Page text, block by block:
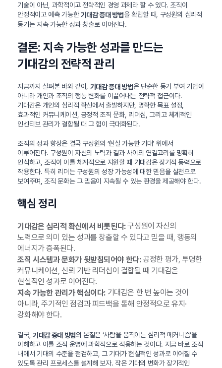
기술이 아닌, 과학적이고 전략적인 경영 과제라 할 수 있다. 조직이
안정적이고 예측 가능한기대감 증대 방법을 확립할 때, 구성원의 심리적
동기는 지속 가능한 성과 창출로 이어진다.
결론: 지속 가능한 성과를 만드는
기대감의 전략적 관리
지금까지 살펴본 바와 같이, 기대감 증대 방법은 단순한 동기 부여 기법이
아니라 개인과 조직의 행동 변화를 이끌어내는 전략적 접근이다.
기대감은 개인의 심리적 확신에서 출발하지만, 명확한 목표 설정,
효과적인 커뮤니케이션, 긍정적 조직 문화, 리더십, 그리고 체계적인
인센티브 관리가 결합될 때 그 힘이 극대화된다.
조직의 성과 향상은 결국 구성원의 ‘현실 가능한 기대’ 위에서
이루어진다. 구성원이 자신의 노력과 결과 사이의 연결고리를 명확히
인식하고, 조직이 이를 체계적으로 지원할 때 기대감은 장기적 동력으로
작용한다. 특히 리더는 구성원의 성장 가능성에 대한 믿음을 실천으로
보여주며, 조직 문화는 그 믿음이 지속될 수 있는 환경을 제공해야 한다.
핵심 정리
기대감은 심리적 확신에서 비롯된다:구성원이 자신의
노력으로 의미 있는 성과를 창출할 수 있다고 믿을 때, 행동의
에너지가 증폭된다.
조직 시스템과 문화가 뒷받침되어야 한다:공정한 평가, 투명한
커뮤니케이션, 신뢰 기반 리더십이 결합될 때 기대감은
현실적인 성과로 이어진다.
지속 가능한 관리가 핵심이다:기대감은 한 번 높이는 것이
아니라, 주기적인 점검과 피드백을 통해 안정적으로 유지·
강화해야 한다.
결국, 기대감 증대 방법의 본질은 ‘사람을 움직이는 심리적 메커니즘’을
이해하고 이를 조직 운영에 과학적으로 적용하는 것이다. 지금 바로 조직
내에서 기대의 수준을 점검하고, 그 기대가 현실적인 성과로 이어질 수
있도록 관리 프로세스를 설계해 보자. 작은 기대의 변화가 장기적인